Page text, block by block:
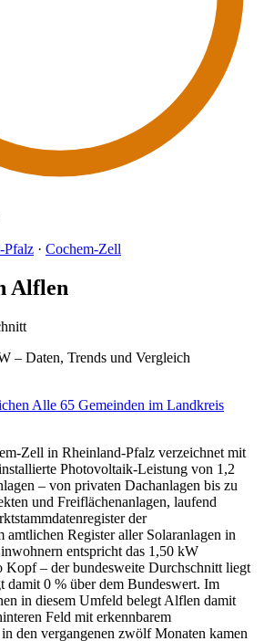
Pfalz · Cochem-Zell
Alflen
– Daten, Trends und Vergleich
Alle 65 Gemeinden im Landkreis
Zell in Rheinland-Pfalz verzeichnet mit
Photovoltaik-Leistung von 1,2
– von privaten Dachanlagen bis zu
und Freiflächenanlagen, laufend
der
amtlichen Register aller Solaranlagen in
entspricht das 1,50 kW
Kopf – der bundesweite Durchschnitt liegt
0 % über dem Bundeswert. Im
in diesem Umfeld belegt Alflen damit
Feld mit erkennbarem
den vergangenen zwölf Monaten kamen